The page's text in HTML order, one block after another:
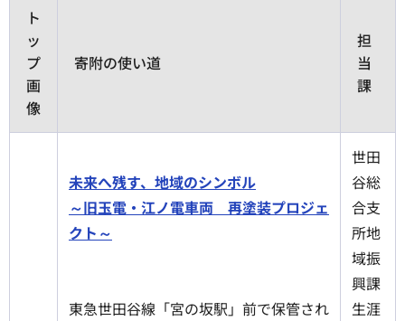
ト
ッ
プ
画
像
寄附の使い道
担
当
課
未来へ残す、地域のシンボル
～旧玉電・江ノ電車両 再塗装プロジェ
クト～
東急世田谷線「宮の坂駅」前で保管され
世田
谷総
合支
所地
域振
興課
生涯